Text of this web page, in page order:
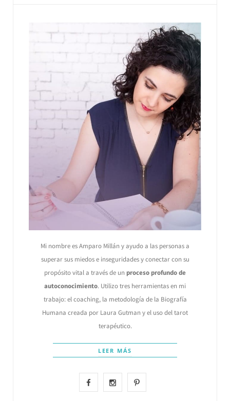
Mi nombre es Amparo Millán y ayudo a las personas a
superar sus miedos e inseguridades y conectar con su
propósito vital a través de un proceso profundo de
autoconocimiento. Utilizo tres herramientas en mi
trabajo: el coaching, la metodología de la Biografía
Humana creada por Laura Gutman y el uso del tarot
terapéutico.
LEER MÁS
F
I
P